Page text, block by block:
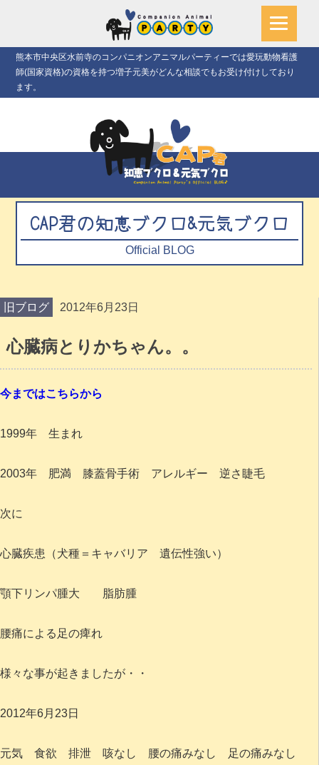
熊本市中央区水前寺のコンパニオンアニマルパーティーでは愛玩動物看護
師(国家資格)の資格を持つ増子元美がどんな相談でもお受け付けしており
ます。
CAP君の知恵ブクロ&元気ブクロ
Official BLOG
旧ブログ 2012年6月23日
心臓病とりかちゃん。。
今まではこちらから
1999年 生まれ
2003年 肥満 膝蓋骨手術 アレルギー 逆さ睫毛
次に
心臓疾患（犬種＝キャバリア 遺伝性強い）
顎下リンパ腫大 脂肪腫
腰痛による足の痺れ
様々な事が起きましたが・・
2012年6月23日
元気 食欲 排泄 咳なし 腰の痛みなし 足の痛みなし